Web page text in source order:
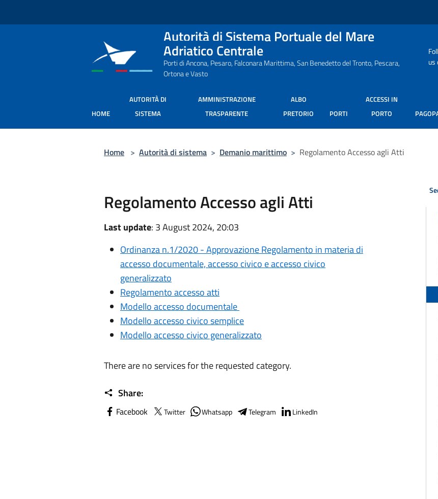
Autorità di Sistema Portuale del Mare
Adriatico Centrale
Porti di Ancona, Pesaro, Falconara Marittima, San Benedetto del Tronto, Pescara,
Ortona e Vasto
us
HOME
AUTORITÀ DI
SISTEMA
AMMINISTRAZIONE
TRASPARENTE
ALBO
PRETORIO
PORTI
ACCESSI IN
PORTO
Home > Autorità di sistema > Demanio marittimo > Regolamento Accesso agli Atti
Regolamento Accesso agli Atti
Last update: 3 August 2024, 20:03
Ordinanza n.1/2020 - Approvazione Regolamento in materia di
accesso documentale, accesso civico e accesso civico
generalizzato
Regolamento accesso atti
Modello accesso documentale
Modello accesso civico semplice
Modello accesso civico generalizzato
There are no services for the requested category.
Share:
Facebook Twitter Whatsapp Telegram LinkedIn